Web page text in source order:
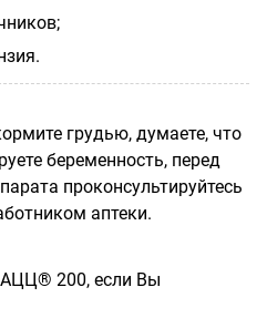
грудью, думаете, что
беременность, перед
проконсультируйтесь
аптеки.
АЦЦ® 200, если Вы